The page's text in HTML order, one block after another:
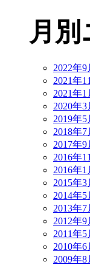
月
2022年9
2021年
2021年1
2020年3
2019年5
2018年7
2017年9
2016年
2016年1
2015年3
2014年5
2013年7
2012年9
2011年5
2010年6
2009年8